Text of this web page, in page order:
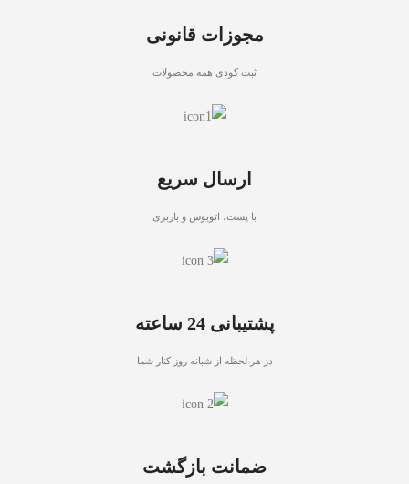
مجوزات قانونی
ثبت کودی همه محصولات
ارسال سریع
با پست، اتوبوس و باربری
پشتیبانی 24 ساعته
در هر لحظه از شبانه روز کنار شما
ضمانت بازگشت